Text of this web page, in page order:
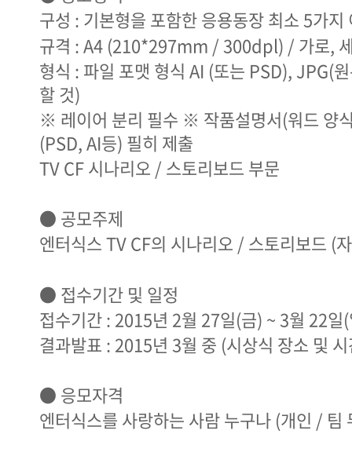
구성 : 기본형을 포함한 응용동장 최소 5가지
규격 : A4 (210*297mm / 300dpl) / 가로,
형식 : 파일 포맷 형식 AI (또는 PSD), JPG(
할 것)
※ 레이어 분리 필수 ※ 작품설명서(워드 양
(PSD, AI등) 필히 제출
TV CF 시나리오 / 스토리보드 부문
● 공모주제
엔터식스 TV CF의 시나리오 / 스토리보드 (
● 접수기간 및 일정
접수기간 : 2015년 2월 27일(금) ~ 3월 22일
결과발표 : 2015년 3월 중 (시상식 장소 및
● 응모자격
엔터식스를 사랑하는 사람 누구나 (개인 / 팀